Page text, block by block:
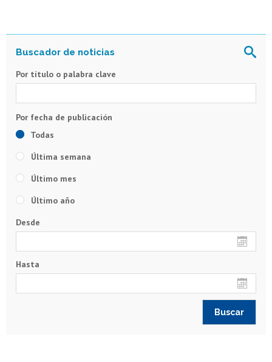
Por título o palabra clave
Todas
Última semana
Último mes
Último año
Desde
Hasta